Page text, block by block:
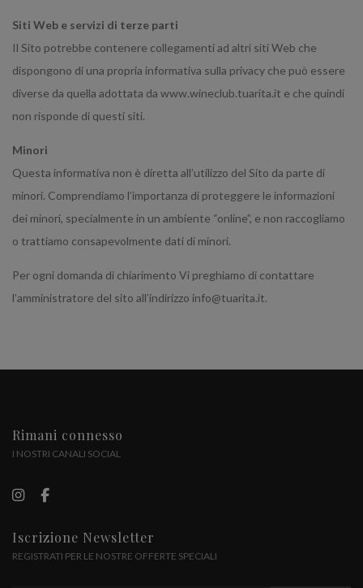
Siti Web e servizi di terze parti
Il Sito potrebbe contenere collegamenti ad altri siti Web che
dispongono di una propria informativa sulla privacy che può essere
diverse da quella adottata da www.wineclub.tuarita.it e che quindi
non risponde di questi siti.
Minori
Questa informativa non è diretta all’utilizzo del Sito da parte di
minori. Comprendiamo l’importanza di proteggere le informazioni
dei minori, specialmente in un ambiente “online”, e non raccogliamo
o trattiamo consapevolmente dati di minori.
Per ogni domanda di chiarimento Vi preghiamo di contattare
l’amministratore del sito all’indirizzo info@tuarita.it.
Rimani connesso
I NOSTRI CANALI SOCIAL
Iscrizione Newsletter
REGISTRATI PER LE NOSTRE OFFERTE SPECIALI